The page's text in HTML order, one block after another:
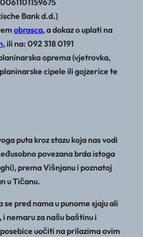
Bank d.d.)
obrasca, a dokaz o uplati na
, ili na: 092 318 0191
oprema (vjetrovka,
cipele ili gojzerice te
puta kroz stazu koja nas vodi
povezana brda istoga
prema Višnjanu i poznatoj
u Tičanu.
pred nama u punome sjaju ali
nemaru za našu baštinu i
uočiti na prilazima ovim